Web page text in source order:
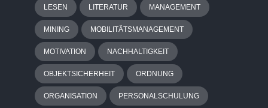
LESEN LITERATUR MANAGEMENT
MINING MOBILITÄTSMANAGEMENT
MOTIVATION NACHHALTIGKEIT
OBJEKTSICHERHEIT ORDNUNG
ORGANISATION PERSONALSCHULUNG